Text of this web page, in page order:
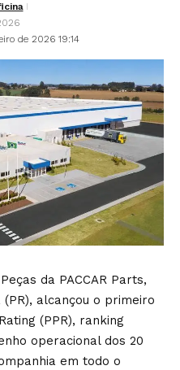
de 2026 19:14
da PACCAR Parts,
alcançou o primeiro
(PPR), ranking
operacional dos 20
em todo o